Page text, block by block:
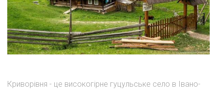
Криворівня - це високогірне гуцульське село в Івано-